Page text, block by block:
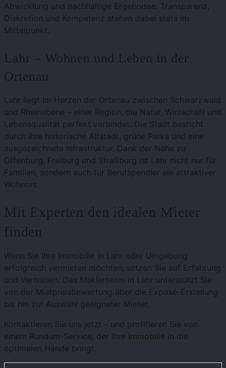
Abwicklung und nachhaltige Ergebnisse. Transparenz,
Diskretion und Kompetenz stehen dabei stets im
Mittelpunkt.
Lahr – Wohnen und Leben in der
Ortenau
Lahr liegt im Herzen der Ortenau zwischen Schwarzwald
und Rheinebene – einer Region, die Natur, Wirtschaft und
Lebensqualität perfekt verbindet. Die Stadt besticht
durch ihre historische Altstadt, grüne Parks und eine
ausgezeichnete Infrastruktur. Dank der Nähe zu
Offenburg, Freiburg und Straßburg ist Lahr nicht nur für
Familien, sondern auch für Berufspendler ein attraktiver
Wohnort.
Mit Experten den idealen Mieter
finden
Wenn Sie Ihre Immobilie in Lahr oder Umgebung
erfolgreich vermieten möchten, setzen Sie auf Erfahrung
und Vertrauen. Das Maklerteam in Lahr unterstützt Sie
von der Mietpreisbewertung über die Exposé-Erstellung
bis hin zur Auswahl geeigneter Mieter.
Kontaktieren Sie uns jetzt – und profitieren Sie von
einem Rundum-Service, der Ihre Immobilie in die
optimalen Hände bringt.